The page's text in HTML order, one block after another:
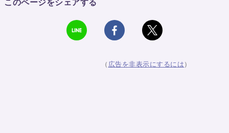
このページをシェアする
（ 広告を非表示にするには ）